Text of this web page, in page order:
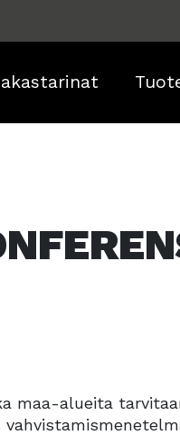
maa-alueita